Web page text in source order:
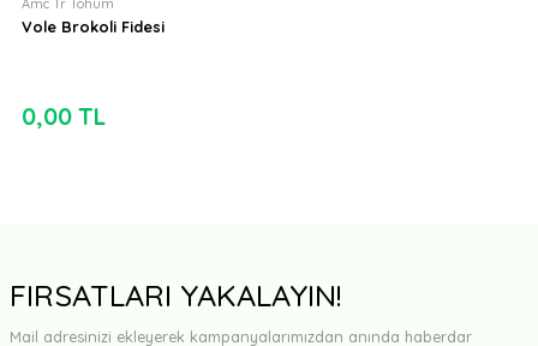
Vole Brokoli Fidesi
0,00 TL
FIRSATLARI YAKALAYIN!
Mail adresinizi ekleyerek kampanyalarımızdan anında haberdar